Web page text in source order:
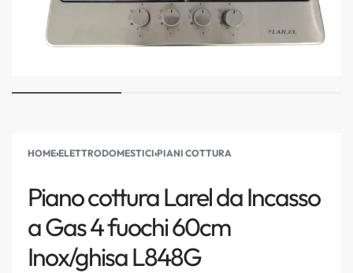
HOME›ELETTRODOMESTICI›PIANI COTTURA
Piano cottura Larel da Incasso
a Gas 4 fuochi 60cm
Inox/ghisa L848G